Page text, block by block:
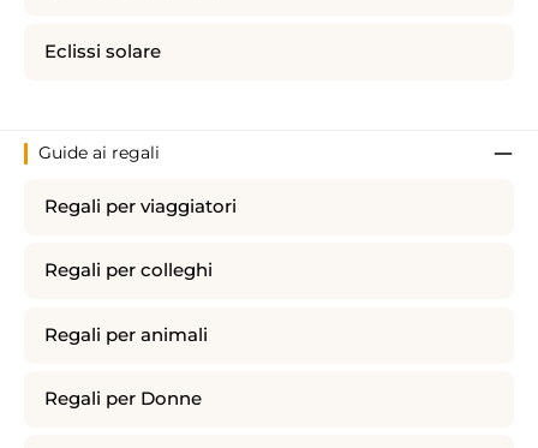
Eclissi solare
Guide ai regali
Regali per viaggiatori
Regali per colleghi
Regali per animali
Regali per Donne